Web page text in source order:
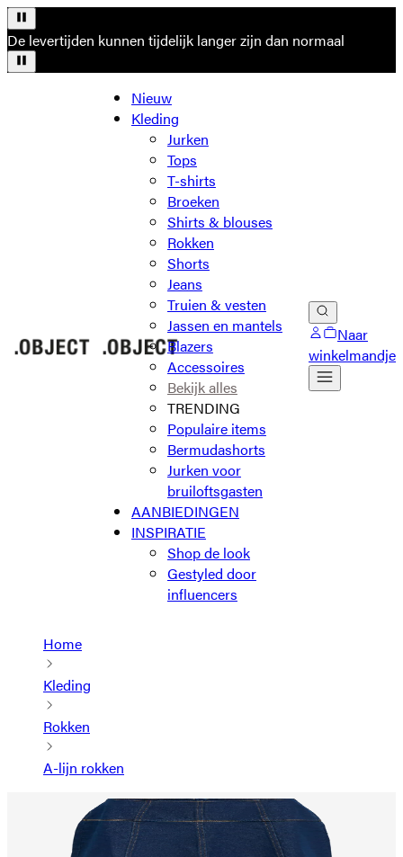
De levertijden kunnen tijdelijk langer zijn dan normaal
Nieuw
Kleding
Jurken
Tops
T-shirts
Broeken
Shirts & blouses
Rokken
Shorts
Jeans
Truien & vesten
Jassen en mantels
Blazers
Accessoires
Bekijk alles
TRENDING
Populaire items
Bermudashorts
Jurken voor
bruiloftsgasten
AANBIEDINGEN
INSPIRATIE
Shop de look
Gestyled door
influencers
Naar
winkelmandje
Home
Kleding
Rokken
A-lijn rokken